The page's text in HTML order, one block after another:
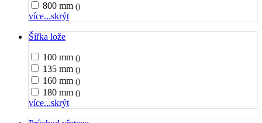
800 mm ()
více...skrýt
Šířka lože
100 mm ()
135 mm ()
160 mm ()
180 mm ()
více...skrýt